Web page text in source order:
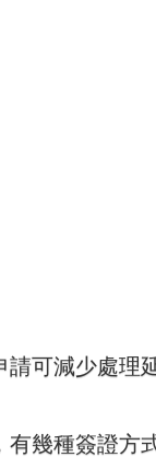
可減少處理
有幾種簽證方